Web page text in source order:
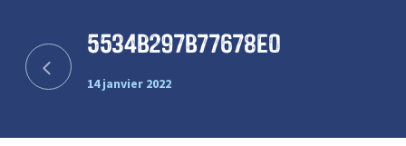
5534b297b77678e0
14 janvier 2022